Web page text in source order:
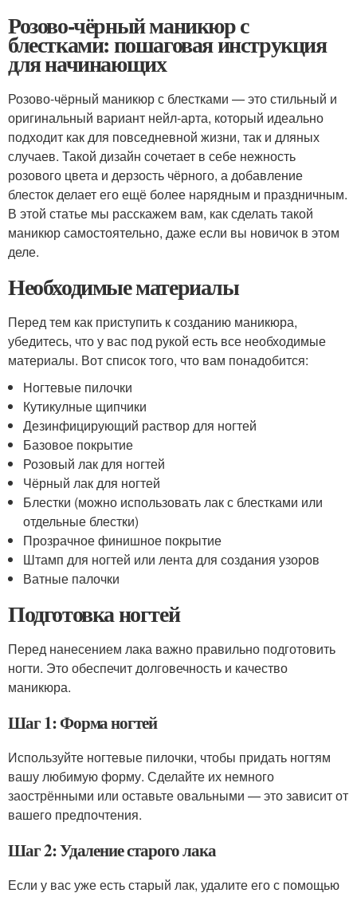
Розово-чёрный маникюр с
блестками: пошаговая инструкция
для начинающих
Розово-чёрный маникюр с блестками — это стильный и
оригинальный вариант нейл-арта, который идеально
подходит как для повседневной жизни, так и дляных
случаев. Такой дизайн сочетает в себе нежность
розового цвета и дерзость чёрного, а добавление
блесток делает его ещё более нарядным и праздничным.
В этой статье мы расскажем вам, как сделать такой
маникюр самостоятельно, даже если вы новичок в этом
деле.
Необходимые материалы
Перед тем как приступить к созданию маникюра,
убедитесь, что у вас под рукой есть все необходимые
материалы. Вот список того, что вам понадобится:
Ногтевые пилочки
Кутикулные щипчики
Дезинфицирующий раствор для ногтей
Базовое покрытие
Розовый лак для ногтей
Чёрный лак для ногтей
Блестки (можно использовать лак с блестками или
отдельные блестки)
Прозрачное финишное покрытие
Штамп для ногтей или лента для создания узоров
Ватные палочки
Подготовка ногтей
Перед нанесением лака важно правильно подготовить
ногти. Это обеспечит долговечность и качество
маникюра.
Шаг 1: Форма ногтей
Используйте ногтевые пилочки, чтобы придать ногтям
вашу любимую форму. Сделайте их немного
заострёнными или оставьте овальными — это зависит от
вашего предпочтения.
Шаг 2: Удаление старого лака
Если у вас уже есть старый лак, удалите его с помощью